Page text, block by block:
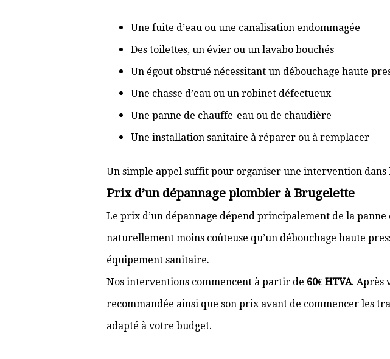
Une fuite d’eau ou une canalisation endommagée
Des toilettes, un évier ou un lavabo bouchés
Un égout obstrué nécessitant un débouchage haute
Une chasse d’eau ou un robinet défectueux
Une panne de chauffe-eau ou de chaudière
Une installation sanitaire à réparer ou à remplacer
Un simple appel suffit pour organiser une intervention dans
Prix d’un dépannage plombier à Brugelette
Le prix d’un dépannage dépend principalement de la
naturellement moins coûteuse qu’un débouchage haute
équipement sanitaire.
Nos interventions commencent à partir de 60€ HTVA. Après
recommandée ainsi que son prix avant de commencer les
adapté à votre budget.